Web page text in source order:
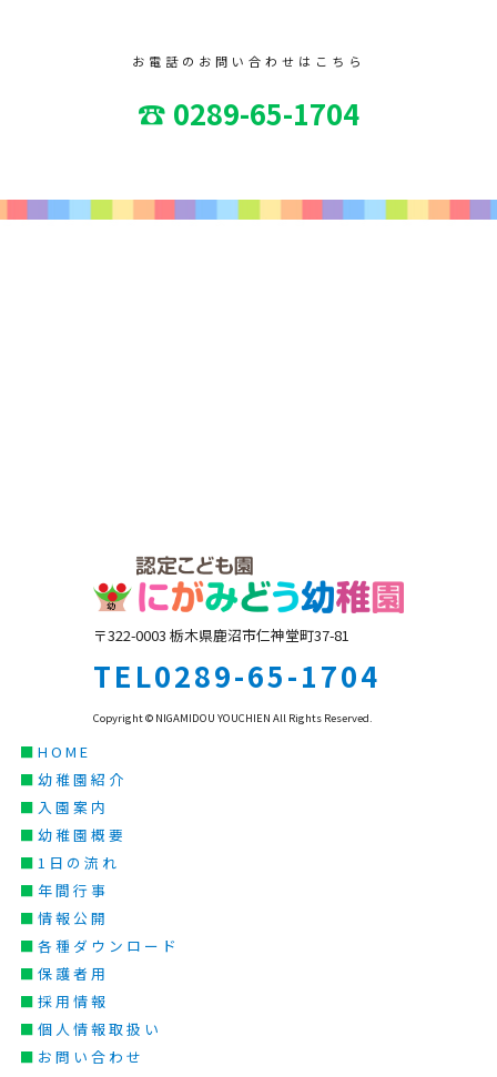
お電話のお問い合わせはこちら
☎ 0289-65-1704
〒322-0003 栃木県鹿沼市仁神堂町37-81
TEL0289-65-1704
Copyright © NIGAMIDOU YOUCHIEN All Rights Reserved.
■ HOME
■ 幼稚園紹介
■ 入園案内
■ 幼稚園概要
■ 1日の流れ
■ 年間行事
■ 情報公開
■ 各種ダウンロード
■ 保護者用
■ 採用情報
■ 個人情報取扱い
■ お問い合わせ